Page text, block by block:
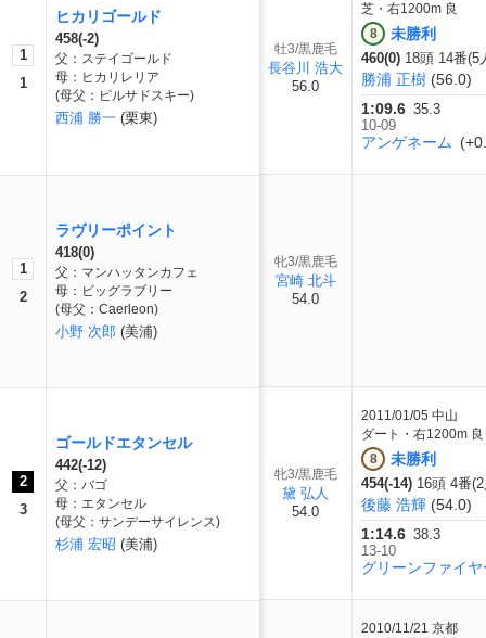
1
1
ヒカリゴールド
458(-2)
父：ステイゴールド
母：ヒカリレリア
(母父：ピルサドスキー)
西浦 勝一 (栗東)
1
2
ラヴリーポイント
418(0)
父：マンハッタンカフェ
母：ビッグラブリー
(母父：Caerleon)
小野 次郎 (美浦)
2
3
ゴールドエタンセル
442(-12)
父：バゴ
母：エタンセル
(母父：サンデーサイレンス)
杉浦 宏昭 (美浦)
牡3/黒鹿毛
長谷川 浩大
56.0
芝・右1200m 良
8
未勝利
460(0) 18頭 14番(5
勝浦 正樹 (56.0)
1:09.6 35.3
10-09
アンゲネーム
牝3/黒鹿毛
宮崎 北斗
54.0
牝3/黒鹿毛
黛 弘人
54.0
2011/01/05 中山
ダート・右1200m 良
8
未勝利
454(-14) 16頭 4番
後藤 浩輝 (54.0)
1:14.6 38.3
13-10
グリーンファイヤ
2010/11/21 京都